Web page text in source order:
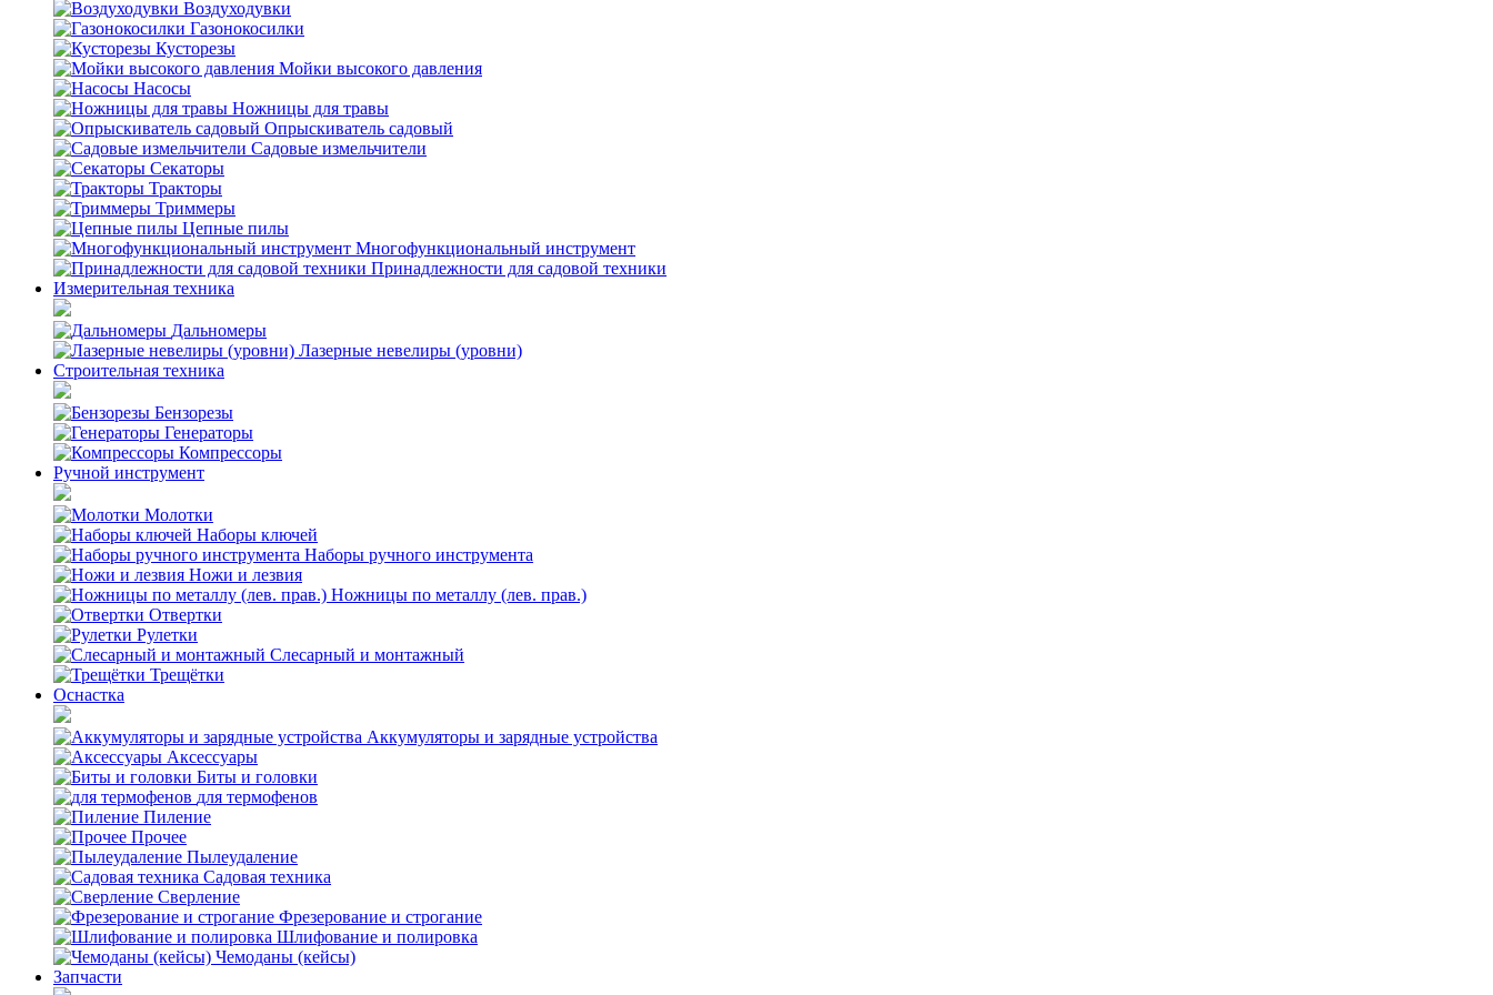
Воздуходувки
Газонокосилки
Кусторезы
Мойки высокого давления
Насосы
Ножницы для травы
Опрыскиватель садовый
Садовые измельчители
Секаторы
Тракторы
Триммеры
Цепные пилы
Многофункциональный инструмент
Принадлежности для садовой техники
Измерительная техника
Дальномеры
Лазерные невелиры (уровни)
Строительная техника
Бензорезы
Генераторы
Компрессоры
Ручной инструмент
Молотки
Наборы ключей
Наборы ручного инструмента
Ножи и лезвия
Ножницы по металлу (лев. прав.)
Отвертки
Рулетки
Слесарный и монтажный
Трещётки
Оснастка
Аккумуляторы и зарядные устройства
Аксессуары
Биты и головки
для термофенов
Пиление
Прочее
Пылеудаление
Садовая техника
Сверление
Фрезерование и строгание
Шлифование и полировка
Чемоданы (кейсы)
Запчасти